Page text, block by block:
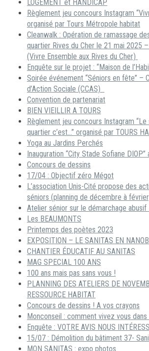
LOGEMENT et HANDICAP
Règlement jeu concours Instagram
organisé par Tours Métropole habitat
Cleanwalk : Opération de ramassage
quartier Rives du Cher le 21 mai 2025
(Vivre Ensemble aux Rives du Cher)
Enquête sur le projet : “Maison de
Soirée événement “Séniors en fête” –
d’Action Sociale (CCAS)
Convention de partenariat
BIEN VIEILLIR A TOURS
Règlement jeu concours Instagram
quartier c’est…” organisé par TOURS
Yoga au Jardins Perchés
Inauguration “City Stade Sofiane DIOP”
Concours de dessins
17/04 : Objectif zéro Mégot
L’association Unis-Cité propose des
séniors (planning de décembre à
Atelier sénior sur le démarchage abusif
Les BEAUMONTS
Printemps des poètes 2023
EXPOSITION – LE SANITAS EN
CHANTIER ÉDUCATIF AU SANITAS
MAG SPECIAL 100 ANS
100 ans mais pas sans vous !
PLANNING DES ATELIERS DE
RESSOURCE HABITAT
Concours de dessins ! A vos crayons
Monconseil : comment vivez vous
Enquête : VOTRE AVIS NOUS
15/07 : Démolition du bâtiment 37-
MON SANITAS : expo photos